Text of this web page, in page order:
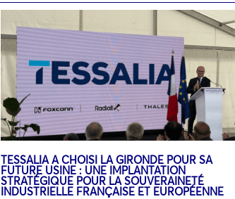
TESSALIA A CHOISI LA GIRONDE POUR SA
FUTURE USINE : UNE IMPLANTATION
STRATÉGIQUE POUR LA SOUVERAINETÉ
INDUSTRIELLE FRANÇAISE ET EUROPÉENNE